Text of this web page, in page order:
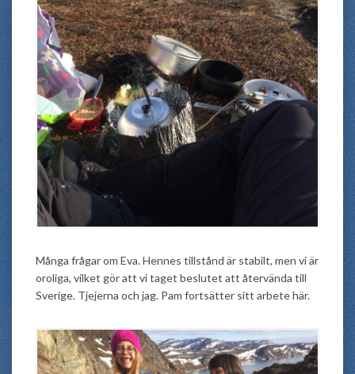
Många frågar om Eva. Hennes tillstånd är stabilt, men vi är
oroliga, vilket gör att vi taget beslutet att återvända till
Sverige. Tjejerna och jag. Pam fortsätter sitt arbete här.